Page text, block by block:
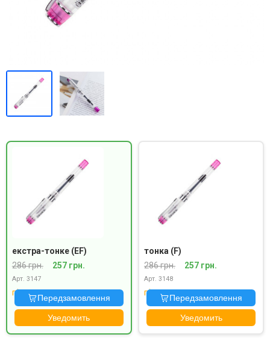
екстра-тонке (EF)
286 грн.
257 грн.
Арт. 3147
під замовлення
Передзамовлення
Уведомить
тонка (F)
286 грн.
257 грн.
Арт. 3148
під замовлення
Передзамовлення
Уведомить